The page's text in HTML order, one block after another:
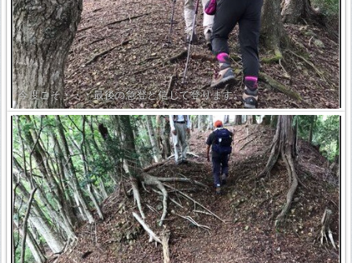
今度こそ・・・最後の急登と信じて登ります。